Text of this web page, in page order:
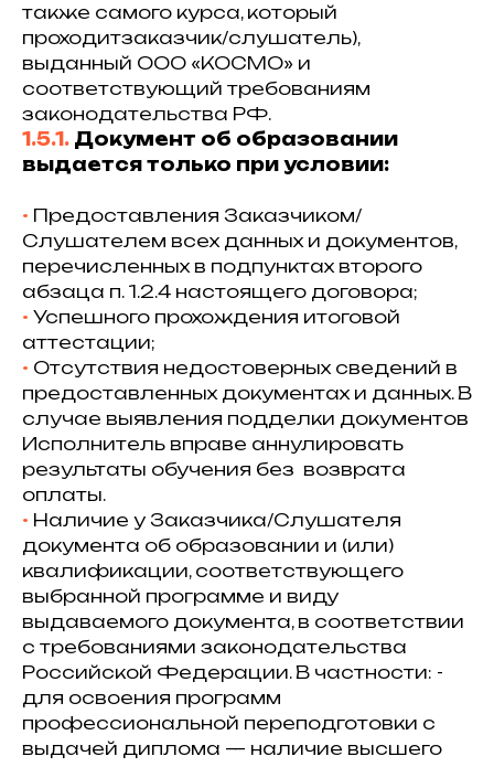
также самого курса, который
проходитзаказчик/слушатель),
выданный ООО «КОСМО» и
соответствующий требованиям
законодательства РФ.
⁠1.5.1. Документ об образовании
выдается только при условии:
•⁠ Предоставления Заказчиком/
Слушателем всех данных и документов,
перечисленных в подпунктах второго
абзаца п. 1.2.4 настоящего договора;
⁠•⁠ Успешного прохождения итоговой
аттестации;
⁠•⁠ Отсутствия недостоверных сведений в
предоставленных документах и данных. В
случае выявления подделки документов
Исполнитель вправе аннулировать
результаты обучения без возврата
оплаты.
•⁠ ⁠Наличие у Заказчика/Слушателя
документа об образовании и (или)
квалификации, соответствующего
выбранной программе и виду
выдаваемого документа, в соответствии
с требованиями законодательства
Российской Федерации. В частности: -
для освоения программ
профессиональной переподготовки с
выдачей диплома — наличие высшего